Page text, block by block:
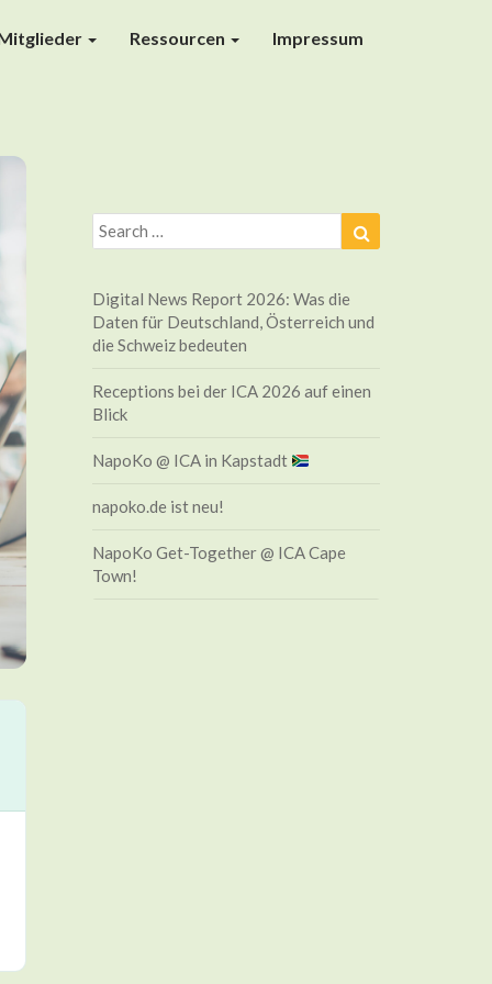
Ressourcen Impressum
Search
for:
Digital News Report 2026: Was die
Daten für Deutschland, Österreich und
die Schweiz bedeuten
Receptions bei der ICA 2026 auf einen
Blick
NapoKo @ ICA in Kapstadt
napoko.de ist neu!
NapoKo Get-Together @ ICA Cape
Town!